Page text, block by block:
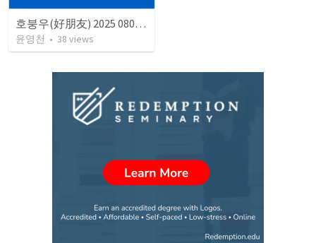
호붕우(好朋友) 2025 0803 룻2:8-16절
윤영천 • 38 views